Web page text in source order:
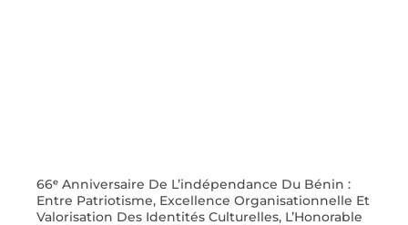
66ᵉ Anniversaire De L’indépendance Du Bénin :
Entre Patriotisme, Excellence Organisationnelle Et
Valorisation Des Identités Culturelles, L’Honorable